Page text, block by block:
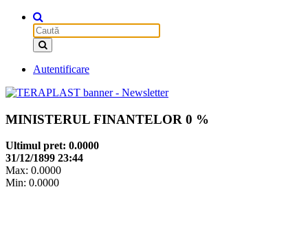
Autentificare
MINISTERUL FINANTELOR 0 %
Ultimul pret: 0.0000
31/12/1899 23:44
Max: 0.0000
Min: 0.0000